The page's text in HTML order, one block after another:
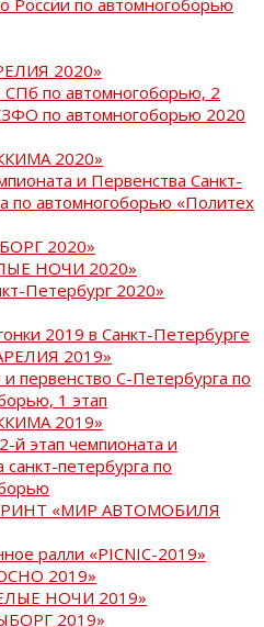
2020»
СПб по автомногоборью, 2
по автомногоборью 2020
2020»
и Первенства Санкт-
по автомногоборью «Политех
2020»
НОЧИ 2020»
Петербург 2020»
2019 в Санкт-Петербурге
2019»
первенство С-Петербурга по
1 этап
2019»
этап чемпионата и
санкт-петербурга по
«МИР АВТОМОБИЛЯ
ралли «PICNIC-2019»
2019»
НОЧИ 2019»
2019»